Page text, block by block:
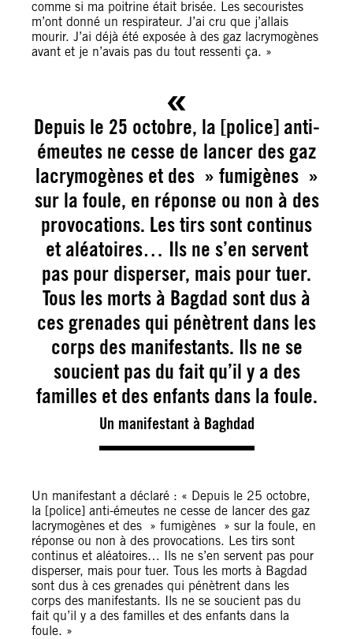
comme si ma poitrine était brisée. Les secouristes
m’ont donné un respirateur. J’ai cru que j’allais
mourir. J’ai déjà été exposée à des gaz lacrymogènes
avant et je n’avais pas du tout ressenti ça. »
Depuis le 25 octobre, la [police] anti-
émeutes ne cesse de lancer des gaz
lacrymogènes et des » fumigènes »
sur la foule, en réponse ou non à des
provocations. Les tirs sont continus
et aléatoires… Ils ne s’en servent
pas pour disperser, mais pour tuer.
Tous les morts à Bagdad sont dus à
ces grenades qui pénètrent dans les
corps des manifestants. Ils ne se
soucient pas du fait qu’il y a des
familles et des enfants dans la foule.
Un manifestant à Baghdad
Un manifestant a déclaré : « Depuis le 25 octobre,
la [police] anti-émeutes ne cesse de lancer des gaz
lacrymogènes et des » fumigènes » sur la foule, en
réponse ou non à des provocations. Les tirs sont
continus et aléatoires… Ils ne s’en servent pas pour
disperser, mais pour tuer. Tous les morts à Bagdad
sont dus à ces grenades qui pénètrent dans les
corps des manifestants. Ils ne se soucient pas du
fait qu’il y a des familles et des enfants dans la
foule. »